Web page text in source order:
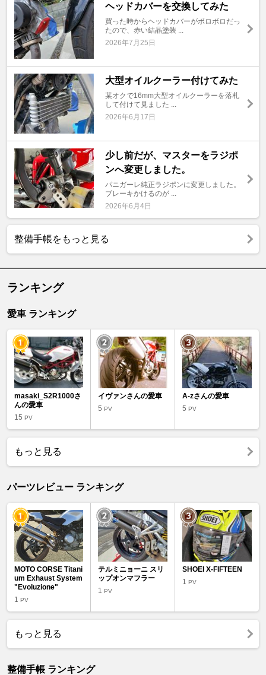
ヘッドカバーを交換してみた
買った時からヘッドカバーがボロボロだっ
たので、赤い結晶塗装 ...
2026年7月25日
大型オイルクーラー付けてみた
某オクで16mm大型オイルクーラーを落札
して付けて見ました ...
2026年6月17日
少し前だが、マスターをラジポ
ンへ変更しました。
パニガーレ純正ラジポンに変更しました。
ブレーキかけるのが ...
2026年6月4日
整備手帳をもっと見る
ランキング
愛車 ランキング
masaki_S2R1000さ
んの愛車
15 PV
イヴァンさんの愛車
5PV
A-zさんの愛車
5 PV
もっと見る
パーツレビュー ランキング
MOTO CORSE Titani
um Exhaust System
"Evoluzione"
1 PV
テルミニョーニ スリ
ップオンマフラー
1PV
SHOEI X-FIFTEEN
1 PV
もっと見る
整備手帳 ランキング